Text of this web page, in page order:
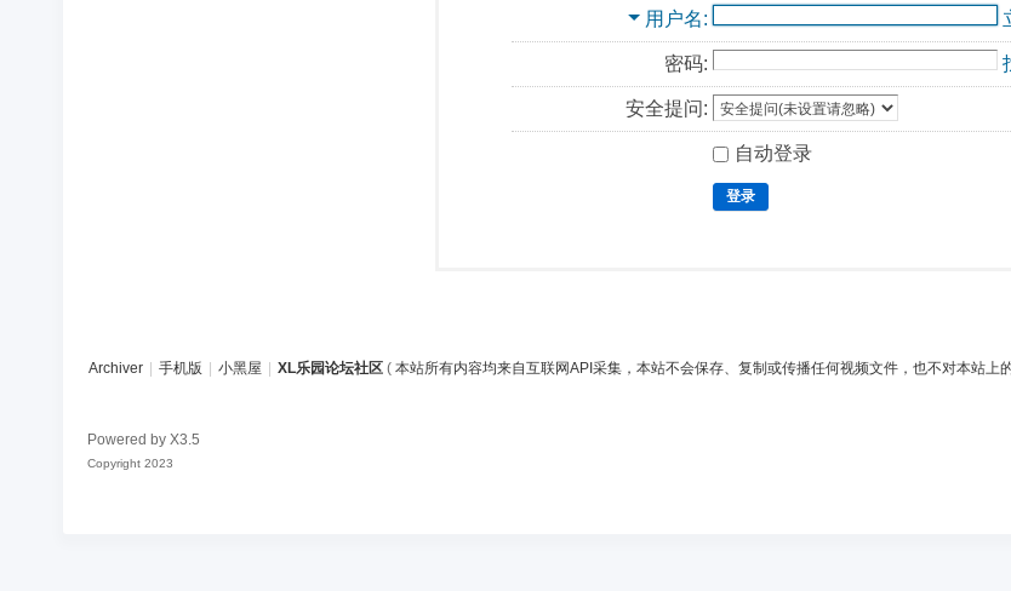
用户名
密码:
安全提问:
自动登录
登录
Archiver 手机版 小黑屋 XL乐园论坛社区 ( 本站所有内容均来自互联网API采集，本站不会保存、复制或传播任何视频文件，也不对本站
Powered by X3.5
Copyright 2023